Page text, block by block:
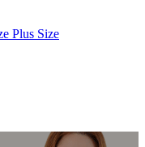
Plus Size